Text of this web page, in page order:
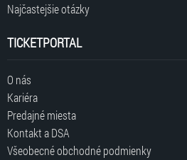
Najčastejšie otázky
TICKETPORTAL
O nás
Kariéra
Predajné miesta
Kontakt a DSA
Všeobecné obchodné podmienky